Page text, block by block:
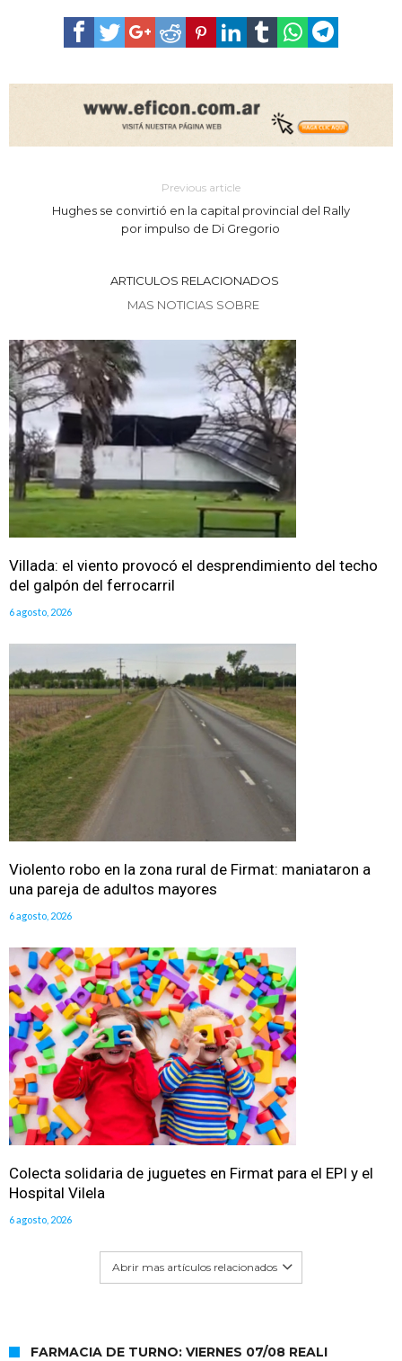
Previous article
Hughes se convirtió en la capital provincial del Rally
por impulso de Di Gregorio
ARTICULOS RELACIONADOS
MAS NOTICIAS SOBRE
Villada: el viento provocó el desprendimiento del techo
del galpón del ferrocarril
6 agosto, 2026
Violento robo en la zona rural de Firmat: maniataron a
una pareja de adultos mayores
6 agosto, 2026
Colecta solidaria de juguetes en Firmat para el EPI y el
Hospital Vilela
6 agosto, 2026
Abrir mas artículos relacionados
FARMACIA DE TURNO: VIERNES 07/08 REALI